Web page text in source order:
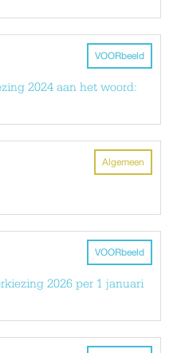
VOORbeeld
2024 aan het woord:
Algemeen
VOORbeeld
2026 per 1 januari